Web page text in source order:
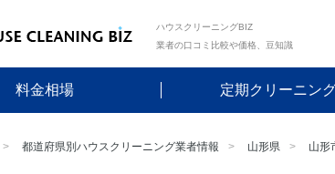
ハウスクリーニングBIZ
業者の口コミ比較や価格、豆知識
料金相場 定期クリーニン
都道府県別ハウスクリーニング業者情報 山形県 山形